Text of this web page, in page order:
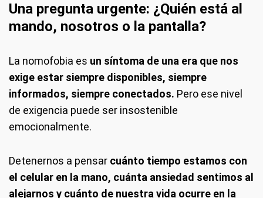
Una pregunta urgente: ¿Quién está al
mando, nosotros o la pantalla?
La nomofobia es un síntoma de una era que nos
exige estar siempre disponibles, siempre
informados, siempre conectados. Pero ese nivel
de exigencia puede ser insostenible
emocionalmente.
Detenernos a pensar cuánto tiempo estamos con
el celular en la mano, cuánta ansiedad sentimos al
alejarnos y cuánto de nuestra vida ocurre en la